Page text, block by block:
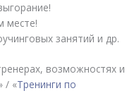
месте!
занятий и др.
возможностях и
/ «Тренинги по